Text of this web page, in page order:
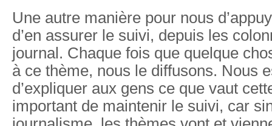
Une autre manière pour nous
d’en assurer le suivi, depuis les
journal. Chaque fois que quelque
à ce thème, nous le diffusons. Nous
d’expliquer aux gens ce que vaut
important de maintenir le suivi, car